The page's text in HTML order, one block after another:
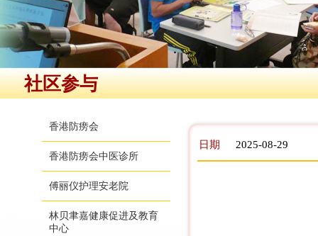
社区参与
香港防痨会
香港防痨会中医诊所
傅丽仪护理安老院
林贝聿嘉健康促进及教育
中心
日期 2025-08-29